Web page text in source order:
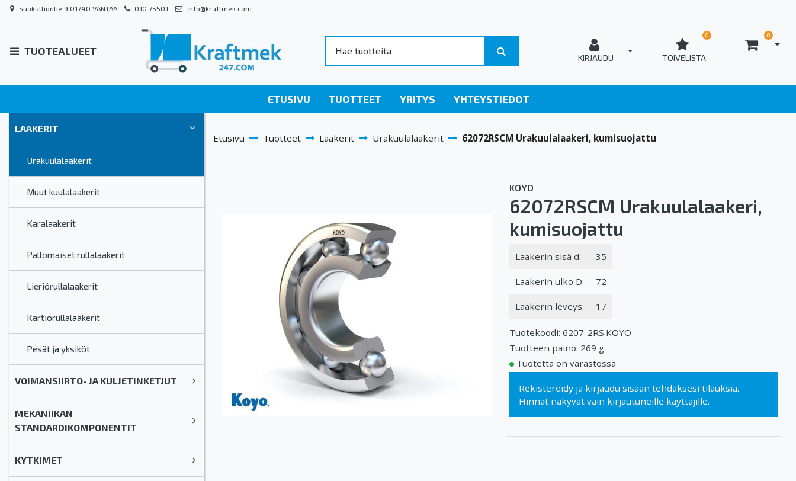
Suokalliontie 9 01740 VANTAA 010 75501 info@kraftmek.com
TUOTEALUEET
KIRJAUDU
T_OPEN_LOGIN
TOIVELISTA
0 0
ETUSIVU TUOTTEET YRITYS YHTEYSTIEDOT
LAAKERIT
Urakuulalaakerit
Muut kuulalaakerit
Karalaakerit
Pallomaiset rullalaakerit
Lieriörullalaakerit
Kartiorullalaakerit
Pesät ja yksiköt
VOIMANSIIRTO- JA KULJETINKETJUT
MEKANIIKAN
STANDARDIKOMPONENTIT
KYTKIMET
Etusivu Tuotteet Laakerit Urakuulalaakerit 62072RSCM Urakuulalaakeri, kumisuojattu
KOYO
62072RSCM Urakuulalaakeri,
kumisuojattu
Laakerin sisä d: 35
Laakerin ulko D: 72
Laakerin leveys: 17
Tuotekoodi: 6207-2RS.KOYO
Tuotteen paino: 269 g
Tuotetta on varastossa
Rekisteröidyja kirjaudu sisään tehdäksesi tilauksia.
Hinnat näkyvät vain kirjautuneille käyttäjille.